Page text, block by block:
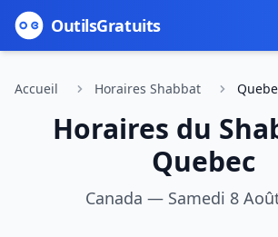
OutilsGratuits
Accueil Horaires Shabbat
Horaires du
Quebec
Canada — Samedi 8